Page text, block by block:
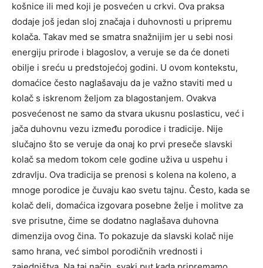
košnice ili med koji je posvećen u crkvi. Ova praksa
dodaje još jedan sloj značaja i duhovnosti u pripremu
kolača. Takav med se smatra snažnijim jer u sebi nosi
energiju prirode i blagoslov, a veruje se da će doneti
obilje i sreću u predstojećoj godini. U ovom kontekstu,
domaćice često naglašavaju da je važno staviti med u
kolač s iskrenom željom za blagostanjem. Ovakva
posvećenost ne samo da stvara ukusnu poslasticu, već i
jača duhovnu vezu između porodice i tradicije. Nije
slučajno što se veruje da onaj ko prvi preseče slavski
kolač sa medom tokom cele godine uživa u uspehu i
zdravlju. Ova tradicija se prenosi s kolena na koleno, a
mnoge porodice je čuvaju kao svetu tajnu. Često, kada se
kolač deli, domaćica izgovara posebne želje i molitve za
sve prisutne, čime se dodatno naglašava duhovna
dimenzija ovog čina. To pokazuje da slavski kolač nije
samo hrana, već simbol porodičnih vrednosti i